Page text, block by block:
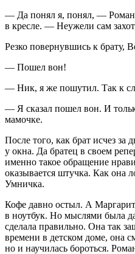
— Да понял я, понял, — Роман
в кресле. — Неужели сам
Резко повернувшись к брату,
— Пошел вон!
— Ник, я же пошутил. Так к
— Я сказал пошел вон. И
мамочке.
После того, как брат исчез за
у окна. Да братец в своем
именно такое обращение
оказывается штучка. Как она
Умничка.
Кофе давно остыл. А
в ноутбук. Но мыслями была
сделала правильно. Она так
времени в детском доме, она
но и научилась бороться.